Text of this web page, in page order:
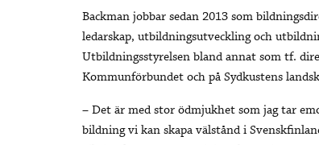
Backman jobbar sedan 2013 som
ledarskap, utbildningsutveckling och
Utbildningsstyrelsen bland annat som tf.
Kommunförbundet och på Sydkustens
– Det är med stor ödmjukhet som jag tar
bildning vi kan skapa välstånd i